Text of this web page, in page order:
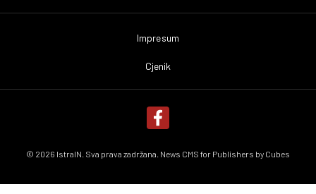
Impresum
Cjenik
© 2026 IstraIN. Sva prava zadržana. News CMS for Publishers by Cubes